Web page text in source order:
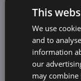
BE
Bjarne
+141%
This
We use
and to
information
our
may